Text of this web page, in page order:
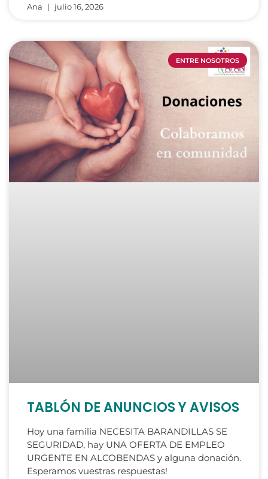
Ana julio 16, 2026
ENTRE NOSOTROS
TABLÓN DE ANUNCIOS Y AVISOS
Hoy una familia NECESITA BARANDILLAS SE
SEGURIDAD, hay UNA OFERTA DE EMPLEO
URGENTE EN ALCOBENDAS y alguna donación.
Esperamos vuestras respuestas!